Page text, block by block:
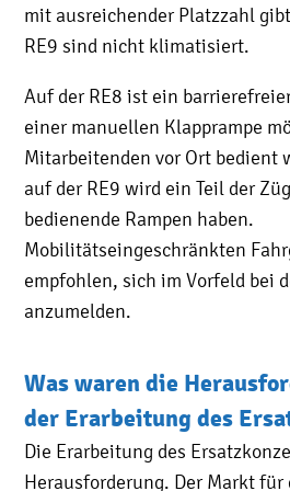
mit ausreichender Platzzahl
RE9 sind nicht klimatisiert.
Auf der RE8 ist ein
einer manuellen Klapprampe
Mitarbeitenden vor Ort bedient
auf der RE9 wird ein Teil der
bedienende Rampen haben.
Mobilitätseingeschränkten
empfohlen, sich im Vorfeld bei
anzumelden.
Was waren die
der Erarbeitung des
Die Erarbeitung des
Herausforderung. Der Markt für